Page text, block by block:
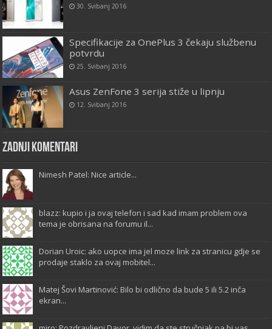
30. Svibanj 2016
Specifikacije za OnePlus 3 čekaju službenu
potvrdu
25. Svibanj 2016
Asus ZenFone 3 serija stiže u lipnju
12. Svibanj 2016
Zadnji komentari
Nimesh Patel: Nice article...
blazz: kupio i ja ovaj telefon i sad kad imam problem ova
tema je obrisana na forumu il...
Dorian Uroic: ako uopce ima jel moze link za stranicu gdje se
prodaje staklo za ovaj mobitel...
Matej Šovi Martinović: Bilo bi odlično da bude 5 ili 5.2 inča
ekran...